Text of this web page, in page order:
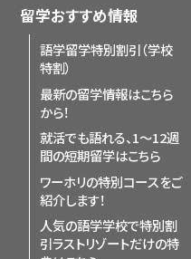
留学おすすめ情報
語学留学特別割引（学校
特割）
最新の留学情報はこちら
から！
就活でも語れる、1〜12週
間の短期留学はこちら
ワーホリの特別コースをご
紹介します！
人気の語学学校で特別割
引ラストリゾートだけの特